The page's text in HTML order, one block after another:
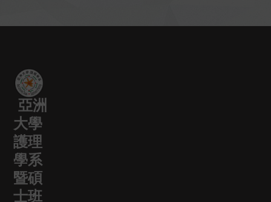
亞洲
大學
護理
學系
暨碩
士班